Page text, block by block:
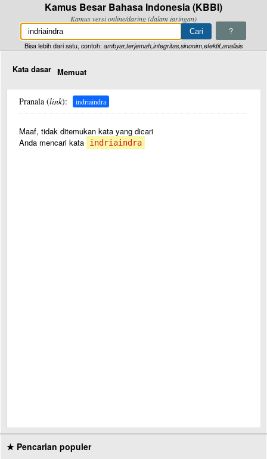
Kamus Besar Bahasa Indonesia (KBBI)
Kamus versi online/daring (dalam jaringan)
?
Bisa lebih dari satu, contoh: ambyar,terjemah,integritas,sinonim,efektif,analisis
Kata dasar Memuat
Pranala (link): indriaindra
Maaf, tidak ditemukan kata yang dicari
Anda mencari kata
indriaindra
★ Pencarian populer